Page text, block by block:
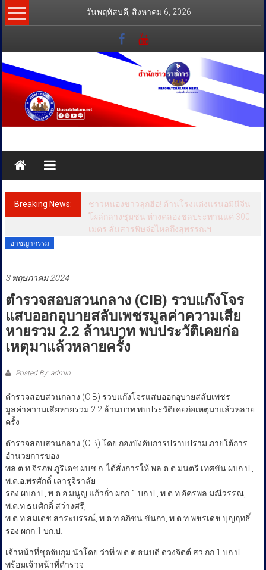
Skip
to
วันพฤหัสบดี, สิงหาคม 6, 2026
สำนัก
ข่าว
ราชการ
ทุกข์
เคียง
ประชาชน
Breaking News:
ชาวหนองขาวลุกฮือ! ต้านโรงแต่งแร่นอมินีจีน
โผล่กลางชุมชน ห่างคลองชลประทานแค่ 300
เมตร ลั่นสารพิษจ่อไหลถึงสุพรรณฯ
อาชญากรรม
3 พฤษภาคม 2024
ตำรวจสอบสวนกลาง (CIB) รวบแก๊งโจร
แสบออกอุบายสลับเพชรมูลค่าความเสีย
หายรวม 2.2 ล้านบาท พบประวัติเคยก่อ
เหตุมาแล้วหลายครั้ง
Posted By: admin
ตำรวจสอบสวนกลาง (CIB) รวบแก๊งโจรแสบออกอุบายสลับเพชร
มูลค่าความเสียหายรวม 2.2 ล้านบาท พบประวัติเคยก่อเหตุมาแล้วหลาย
ครั้ง
ตำรวจสอบสวนกลาง (CIB) โดย กองบังคับการปราบปราม ภายใต้การ
อำนวยการของ
พล.ต.ท.จิรภพ ภูริเดช ผบช.ก. ได้สั่งการให้ พล.ต.ต.มนตรี เทศขัน ผบก.ป.,
พ.ต.อ.พรศักดิ์ เลารุจิราลัย
รอง ผบก.ป., พ.ต.อ.มนูญ แก้วก่ำ ผกก.1 บก.ป., พ.ต.ท.อัครพล มณีวรรณ,
พ.ต.ท.ธนศักดิ์ สว่างศรี,
พ.ต.ท.สมเดช สาระบรรณ์, พ.ต.ท.อภิชน ขันกา, พ.ต.ท.พชรเดช บุญฤทธิ์
รอง ผกก.1 บก.ป.
เจ้าหน้าที่ชุดจับกุม นำโดย ว่าที่ พ.ต.ต.ธนบดี ดวงจิตต์ สว.กก.1 บก.ป.
พร้อมเจ้าหน้าที่ตำรวจ